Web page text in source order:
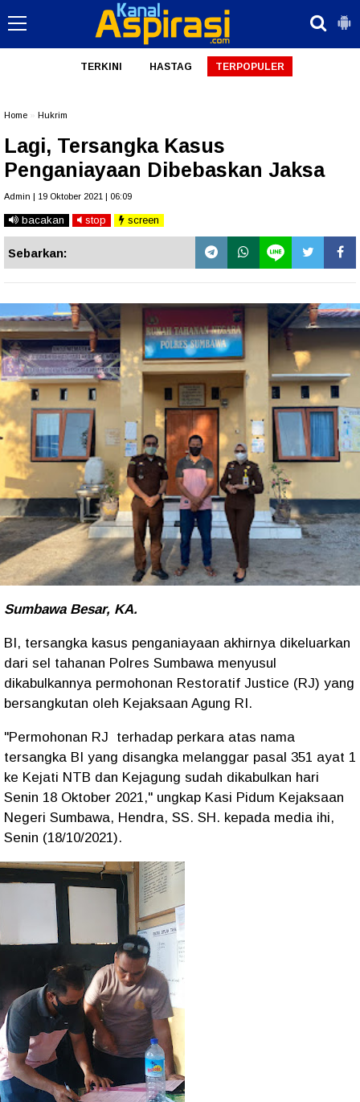
TERKINI HASTAG TERPOPULER
Home Hukrim
Lagi, Tersangka Kasus
Penganiayaan Dibebaskan Jaksa
Admin | 19 Oktober 2021 | 06:09
bacakan stop screen
Sebarkan:
Sumbawa Besar, KA.
BI, tersangka kasus penganiayaan akhirnya dikeluarkan
dari sel tahanan Polres Sumbawa menyusul
dikabulkannya permohonan Restoratif Justice (RJ) yang
bersangkutan oleh Kejaksaan Agung RI.
"Permohonan RJ terhadap perkara atas nama
tersangka BI yang disangka melanggar pasal 351 ayat 1
ke Kejati NTB dan Kejagung sudah dikabulkan hari
Senin 18 Oktober 2021," ungkap Kasi Pidum Kejaksaan
Negeri Sumbawa, Hendra, SS. SH. kepada media ihi,
Senin (18/10/2021).